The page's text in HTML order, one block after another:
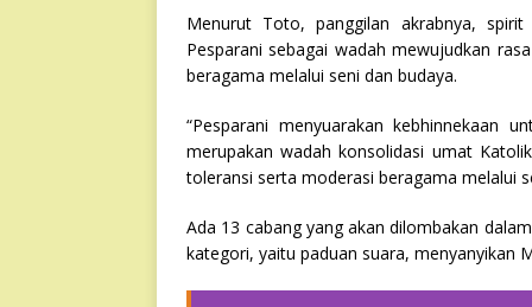
Menurut Toto, panggilan akrabnya,
Pesparani sebagai wadah mewujudkan
beragama melalui seni dan budaya.
“Pesparani menyuarakan kebhinnekaan
merupakan wadah konsolidasi umat
toleransi serta moderasi beragama melalui
Ada 13 cabang yang akan dilombakan
kategori, yaitu paduan suara, menyanyikan